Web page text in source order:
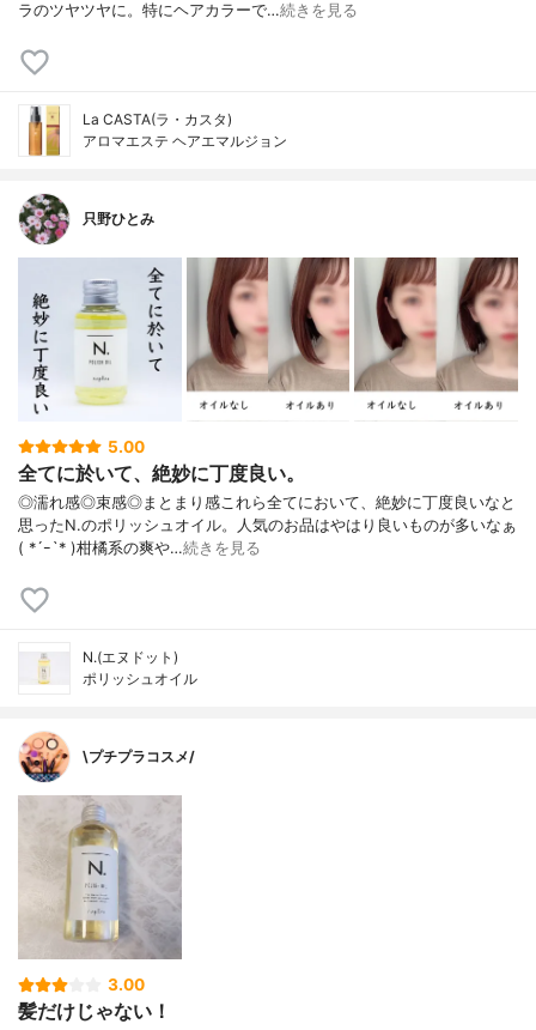
ラのツヤツヤに。特にヘアカラーで…続きを見る
La CASTA(ラ・カスタ)
アロマエステ ヘアエマルジョン
只野ひとみ
5.00
全てに於いて、絶妙に丁度良い。
◎濡れ感◎束感◎まとまり感これら全てにおいて、絶妙に丁度良いなと
思ったN.のポリッシュオイル。人気のお品はやはり良いものが多いなぁ
( *´ｰ`* )柑橘系の爽や…続きを見る
N.(エヌドット)
ポリッシュオイル
\プチプラコスメ/
3.00
髪だけじゃない！